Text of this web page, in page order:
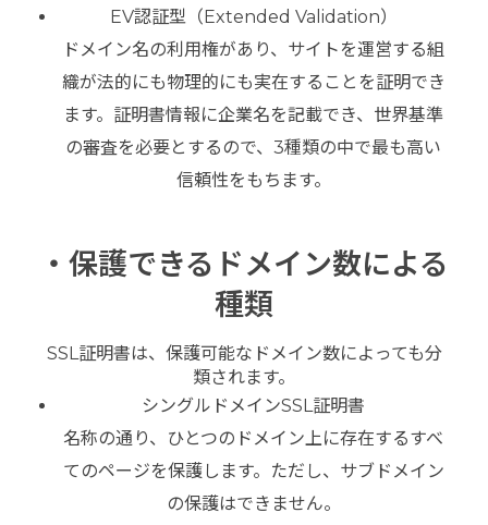
EV認証型（Extended Validation）
ドメイン名の利用権があり、サイトを運営する組
織が法的にも物理的にも実在することを証明でき
ます。証明書情報に企業名を記載でき、世界基準
の審査を必要とするので、3種類の中で最も高い
信頼性をもちます。
・保護できるドメイン数による
種類
SSL証明書は、保護可能なドメイン数によっても分
類されます。
シングルドメインSSL証明書
名称の通り、ひとつのドメイン上に存在するすべ
てのページを保護します。ただし、サブドメイン
の保護はできません。